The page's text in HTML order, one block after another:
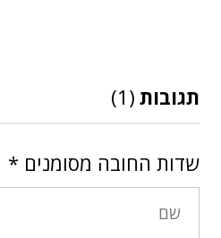
תגובות (1)
שדות החובה מסומנים *